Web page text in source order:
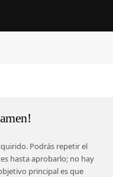
Podrás repetir el
hasta aprobarlo; no hay
principal es que